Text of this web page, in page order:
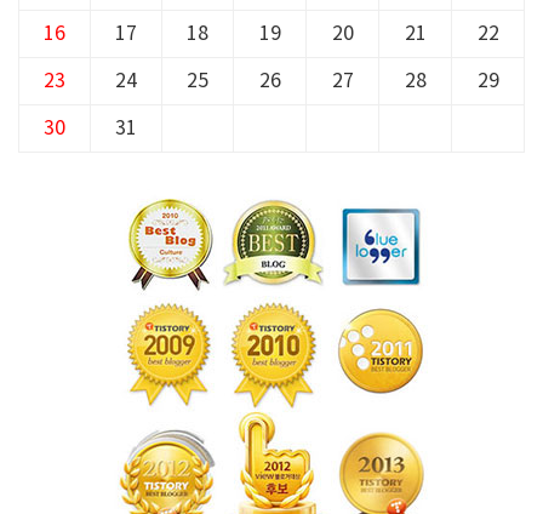
16 17 18 19 20 21 22
23 24 25 26 27 28 29
30 31